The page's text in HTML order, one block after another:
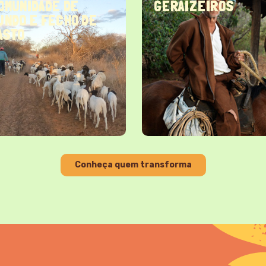
DE
E FECHO DE
GERAIZEIROS
Conheça quem transforma